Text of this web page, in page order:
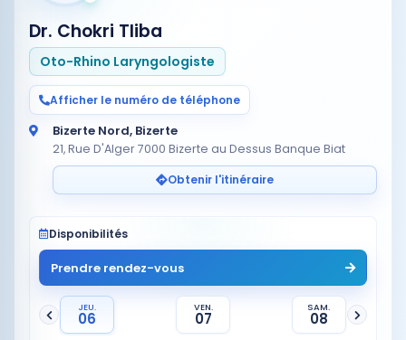
Dr. Chokri Tliba
Oto-Rhino Laryngologiste
Afficher le numéro de téléphone
Bizerte Nord, Bizerte
21, Rue D'Alger 7000 Bizerte au Dessus Banque Biat
Obtenir l'itinéraire
Disponibilités
Prendre rendez-vous
JEU.
06
VEN.
07
SAM.
08